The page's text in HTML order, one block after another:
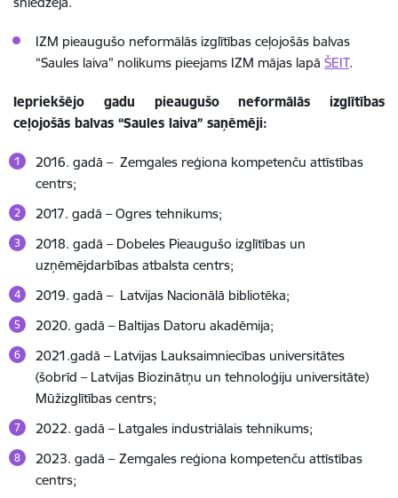
IZM pieaugušo neformālās izglītības ceļojošās balvas
“Saules laiva” nolikums pieejams IZM mājas lapā ŠEIT.
Iepriekšējo gadu pieaugušo neformālās izglītības
ceļojošās balvas “Saules laiva” saņēmēji:
2016. gadā – Zemgales reģiona kompetenču attīstības
centrs;
2017. gadā – Ogres tehnikums;
2018. gadā – Dobeles Pieaugušo izglītības un
uzņēmējdarbības atbalsta centrs;
2019. gadā – Latvijas Nacionālā bibliotēka;
2020. gadā – Baltijas Datoru akadēmija;
2021.gadā – Latvijas Lauksaimniecības universitātes
(šobrīd – Latvijas Biozinātņu un tehnoloģiju universitāte)
Mūžizglītības centrs;
2022. gadā – Latgales industriālais tehnikums;
2023. gadā – Zemgales reģiona kompetenču attīstības
centrs;